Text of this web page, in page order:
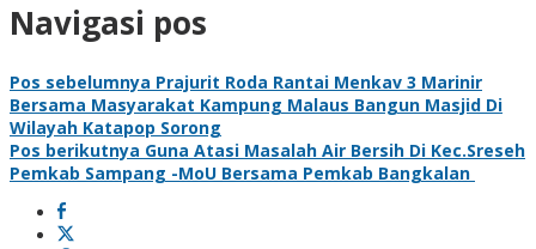
Navigasi pos
Pos sebelumnya Prajurit Roda Rantai Menkav 3 Marinir
Bersama Masyarakat Kampung Malaus Bangun Masjid Di
Wilayah Katapop Sorong
Pos berikutnya Guna Atasi Masalah Air Bersih Di Kec.Sreseh
Pemkab Sampang -MoU Bersama Pemkab Bangkalan